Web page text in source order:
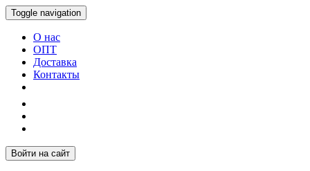
Toggle navigation
О нас
ОПТ
Доставка
Контакты
Войти на сайт